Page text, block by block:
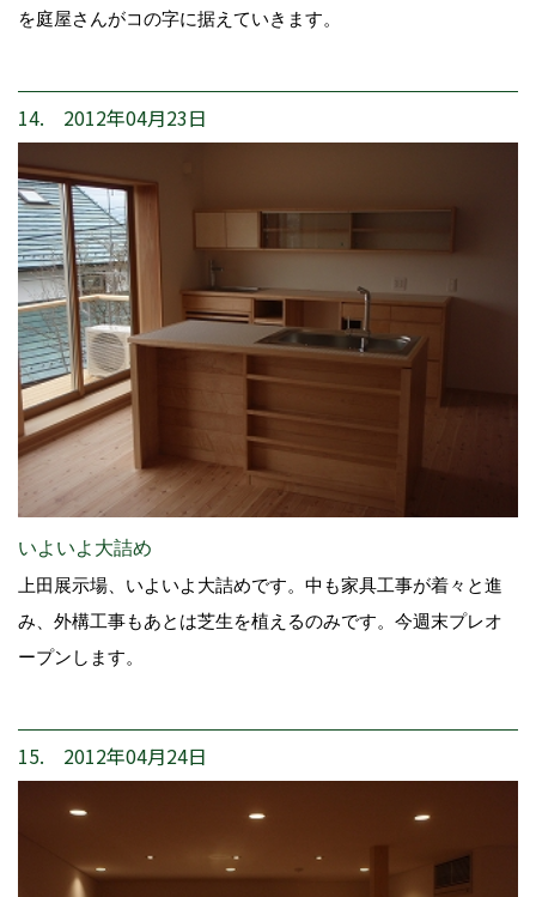
を庭屋さんがコの字に据えていきます。
14. 2012年04月23日
いよいよ大詰め
上田展示場、いよいよ大詰めです。中も家具工事が着々と進
み、外構工事もあとは芝生を植えるのみです。今週末プレオ
ープンします。
15. 2012年04月24日